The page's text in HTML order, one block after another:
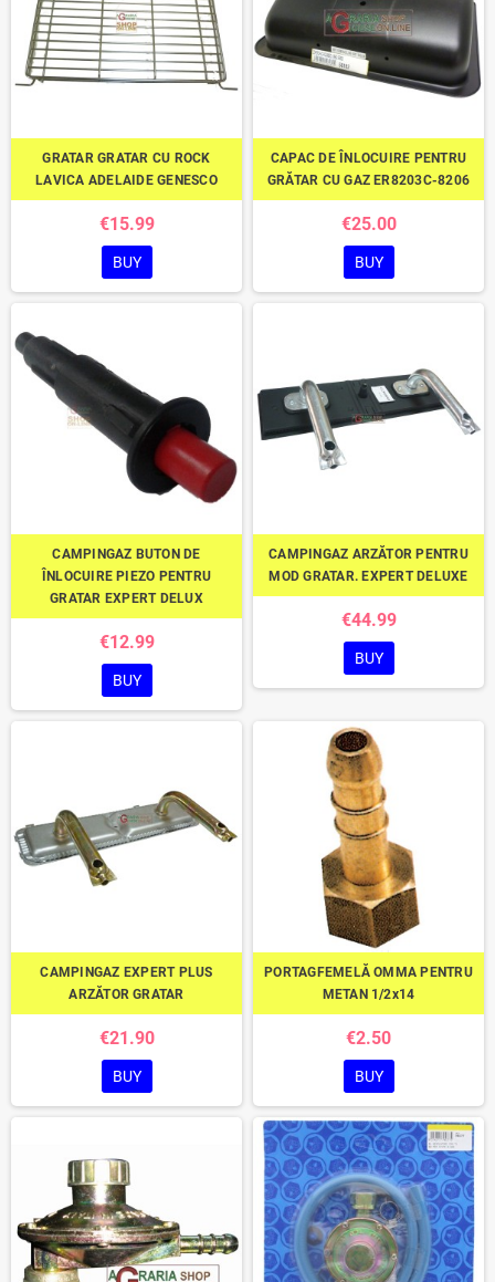
GRATAR GRATAR CU ROCK
LAVICA ADELAIDE GENESCO
€15.99
BUY
CAPAC DE ÎNLOCUIRE PENTRU
GRĂTAR CU GAZ ER8203C-8206
€25.00
BUY
CAMPINGAZ BUTON DE
ÎNLOCUIRE PIEZO PENTRU
GRATAR EXPERT DELUX
€12.99
BUY
CAMPINGAZ ARZĂTOR PENTRU
MOD GRATAR. EXPERT DELUXE
€44.99
BUY
CAMPINGAZ EXPERT PLUS
ARZĂTOR GRATAR
€21.90
BUY
PORTAGFEMELĂ OMMA PENTRU
METAN 1/2x14
€2.50
BUY